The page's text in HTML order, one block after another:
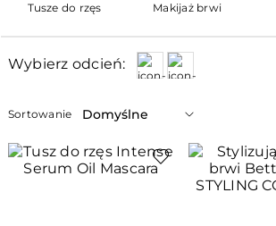
Tusze do rzęs Makijaż brwi
Wybierz odcień:
Sortowanie